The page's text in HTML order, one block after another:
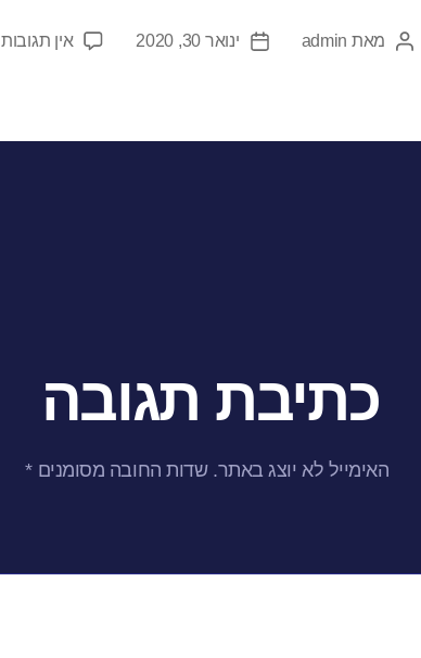
מאת admin ינואר 30, 2020 אין תגובות
כתיבת תגובה
האימייל לא יוצג באתר. שדות החובה מסומנים*